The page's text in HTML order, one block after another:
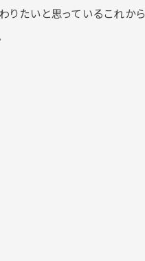
りたいと思っているこれか